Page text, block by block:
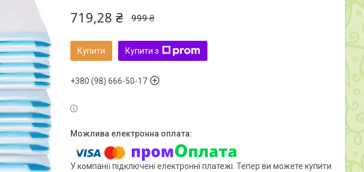
999 ₴
719,28 ₴
Купити Купити з
+380 (98) 666-50-17
У компанії підключені електронні платежі. Тепер ви можете купити